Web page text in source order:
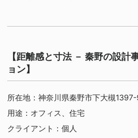
【距離感と寸法 － 秦野の設計
ョン】
所在地：神奈川県秦野市下大槻
用途：オフィス、住宅
クライアント：個人